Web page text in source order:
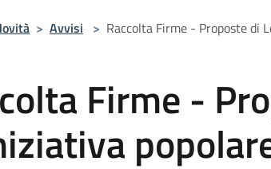
> Avvisi > Raccolta Firme - Proposte di
Firme -